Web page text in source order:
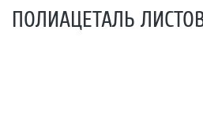
ПОЛИАЦЕТАЛЬ